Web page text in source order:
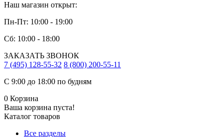
Наш магазин открыт:
Пн-Пт: 10:00 - 19:00
Сб: 10:00 - 18:00
ЗАКАЗАТЬ ЗВОНОК
7 (495) 128-55-32 8 (800) 200-55-11
С 9:00 до 18:00 по будням
0 Корзина
Ваша корзина пуста!
Каталог товаров
Все разделы